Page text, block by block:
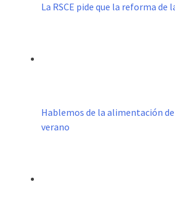
La RSCE pide que la reforma de
Hablemos de la alimentación
verano